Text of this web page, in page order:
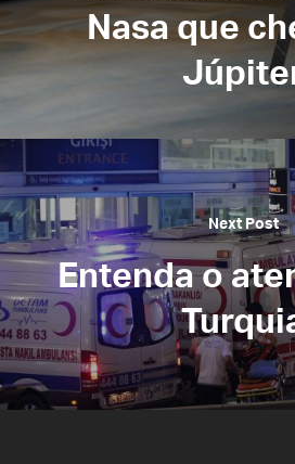
Nasa que
Next Post
Entenda o